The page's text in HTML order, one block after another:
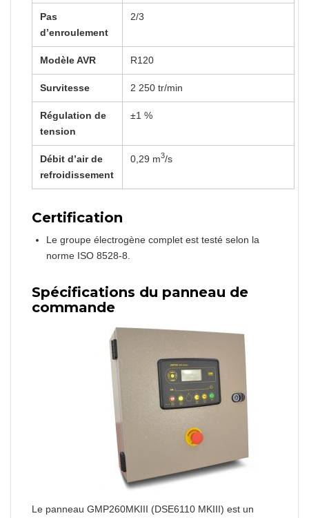
Pas
d’enroulement
2/3
Modèle AVR R120
Survitesse 2 250 tr/min
Régulation de
tension
±1 %
Débit d’air de
refroidissement
0,29 m3/s
Certification
Le groupe électrogène complet est testé selon la
norme ISO 8528-8.
Spécifications du panneau de
commande
Le panneau GMP260MKIII (DSE6110 MKIII) est un